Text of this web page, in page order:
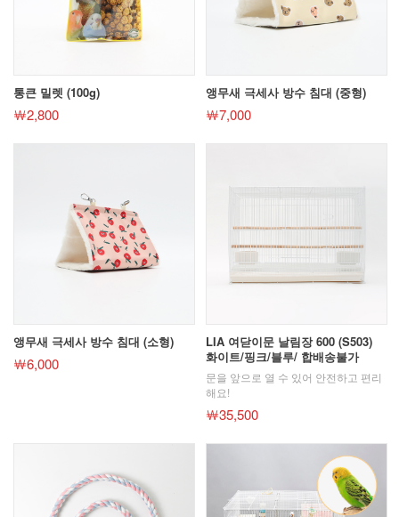
통큰 밀렛 (100g)
￦2,800
앵무새 극세사 방수 침대 (중형)
￦7,000
앵무새 극세사 방수 침대 (소형)
￦6,000
LIA 여닫이문 날림장 600 (S503)
화이트/핑크/블루/ 합배송불가
문을 앞으로 열 수 있어 안전하고 편리
해요!
￦35,500